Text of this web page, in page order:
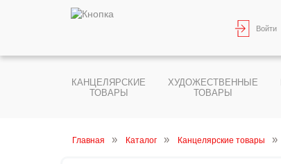
Войти
КАНЦЕЛЯРСКИЕ
ТОВАРЫ
ХУДОЖЕСТВЕННЫЕ
ТОВАРЫ
Главная Каталог Канцелярские товары